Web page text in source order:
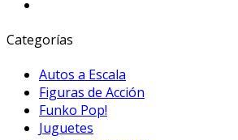
Categorías
Autos a Escala
Figuras de Acción
Funko Pop!
Juguetes